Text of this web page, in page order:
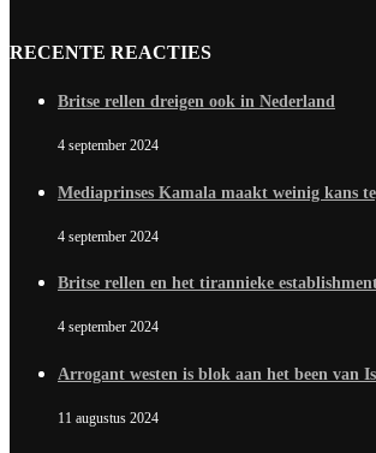
RECENTE REACTIES
Britse rellen dreigen ook in Nederland
4 september 2024
Mediaprinses Kamala maakt weinig kans
4 september 2024
Britse rellen en het tirannieke
4 september 2024
Arrogant westen is blok aan het been van
11 augustus 2024